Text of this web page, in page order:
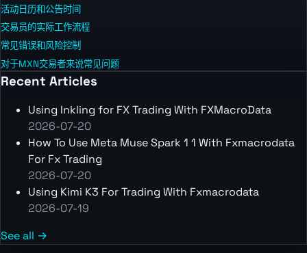
活动日历和公告时间
交易员的实际工作流程
常见错误和风险控制
对于MXN交易者来说常见问题
Recent Articles
Using Inkling for FX Trading With FXMacroData
2026-07-20
How To Use Meta Muse Spark 1 1 With Fxmacrodata
For Fx Trading
2026-07-20
Using Kimi K3 For Trading With Fxmacrodata
2026-07-19
See all →